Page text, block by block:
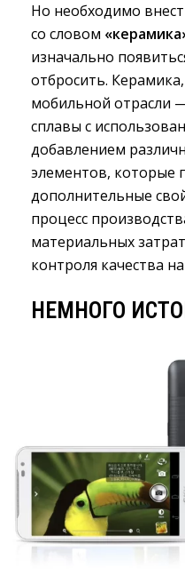
Но необходимо
со словом
изначально
отбросить.
мобильной отрасли
сплавы с
добавлением
элементов, которые
дополнительные
процесс
материальных
контроля качества
НЕМНОГО